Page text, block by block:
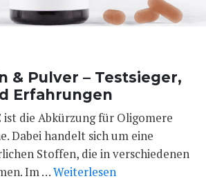
& Pulver – Testsieger,
Erfahrungen
ist die Abkürzung für Oligomere
Dabei handelt sich um eine
Stoffen, die in verschiedenen
Im …Weiterlesen